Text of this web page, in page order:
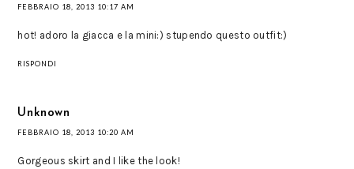
FEBBRAIO 18, 2013 10:17 AM
hot! adoro la giacca e la mini:) stupendo questo outfit:)
RISPONDI
Unknown
FEBBRAIO 18, 2013 10:20 AM
Gorgeous skirt and I like the look!